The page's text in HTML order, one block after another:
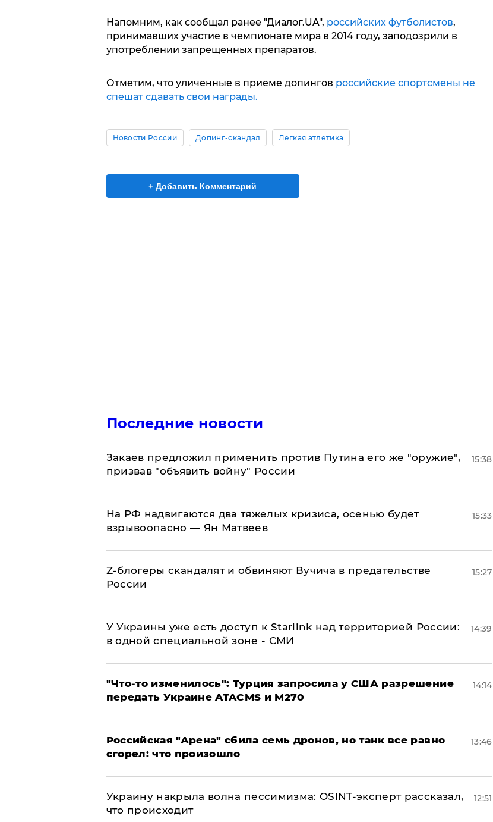
Напомним, как сообщал ранее "Диалог.UA", российских футболистов,
принимавших участие в чемпионате мира в 2014 году, заподозрили в
употреблении запрещенных препаратов.
Отметим, что уличенные в приеме допингов российские спортсмены не
спешат сдавать свои награды.
Новости России Допинг-скандал Легкая атлетика
+ Добавить Комментарий
Последние новости
Закаев предложил применить против Путина его же "оружие",
призвав "объявить войну" России
15:38
На РФ надвигаются два тяжелых кризиса, осенью будет
взрывоопасно — Ян Матвеев
15:33
Z-блогеры скандалят и обвиняют Вучича в предательстве
России
15:27
У Украины уже есть доступ к Starlink над территорией России:
в одной специальной зоне - СМИ
14:39
​"Что-то изменилось": Турция запросила у США разрешение
передать Украине ATACMS и M270
14:14
​Российская "Арена" сбила семь дронов, но танк все равно
сгорел: что произошло
13:46
​Украину накрыла волна пессимизма: OSINT-эксперт рассказал,
что происходит
12:51